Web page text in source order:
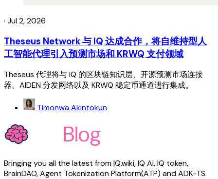
· Jul 2, 2026
Theseus Network 与 IQ 达成合作，将自维持型人
工智能代理引入预测市场和 KRWQ 支付领域
Theseus 代理将与 IQ 的区块链知识层、开源预测市场连接
器、AIDEN 分发网络以及 KRWQ 稳定币通道进行集成。
Timonwa Akintokun
Bringing you all the latest from IQ.wiki, IQ AI, IQ token,
BrainDAO, Agent Tokenization Platform(ATP) and ADK-TS.